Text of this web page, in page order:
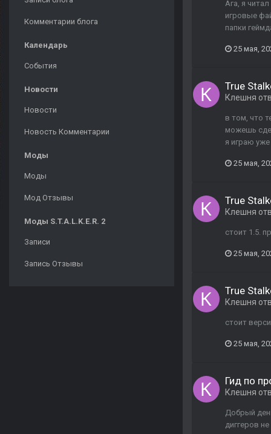
Комментарии блога
Календарь
События
Новости
Новости
Новость Комментарии
Моды
Моды
Мод Отзывы
Моды S.T.A.L.K.E.R. 2
Записи
Запись Отзывы
Ага, я
игровые
папки
25 мая,
True
Клешня
в том, что
можешь
я играю
25 мая,
True
Клешня
стоит 1.5.
25 мая,
True
Клешня
стоит
25 мая,
Гид по
Клешня
Добрый
диггеров